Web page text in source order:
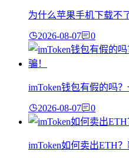
为什么苹果手机下载不
2026-08-07 0
imToken钱包有假的吗
2026-08-07 0
imToken如何卖出ETH